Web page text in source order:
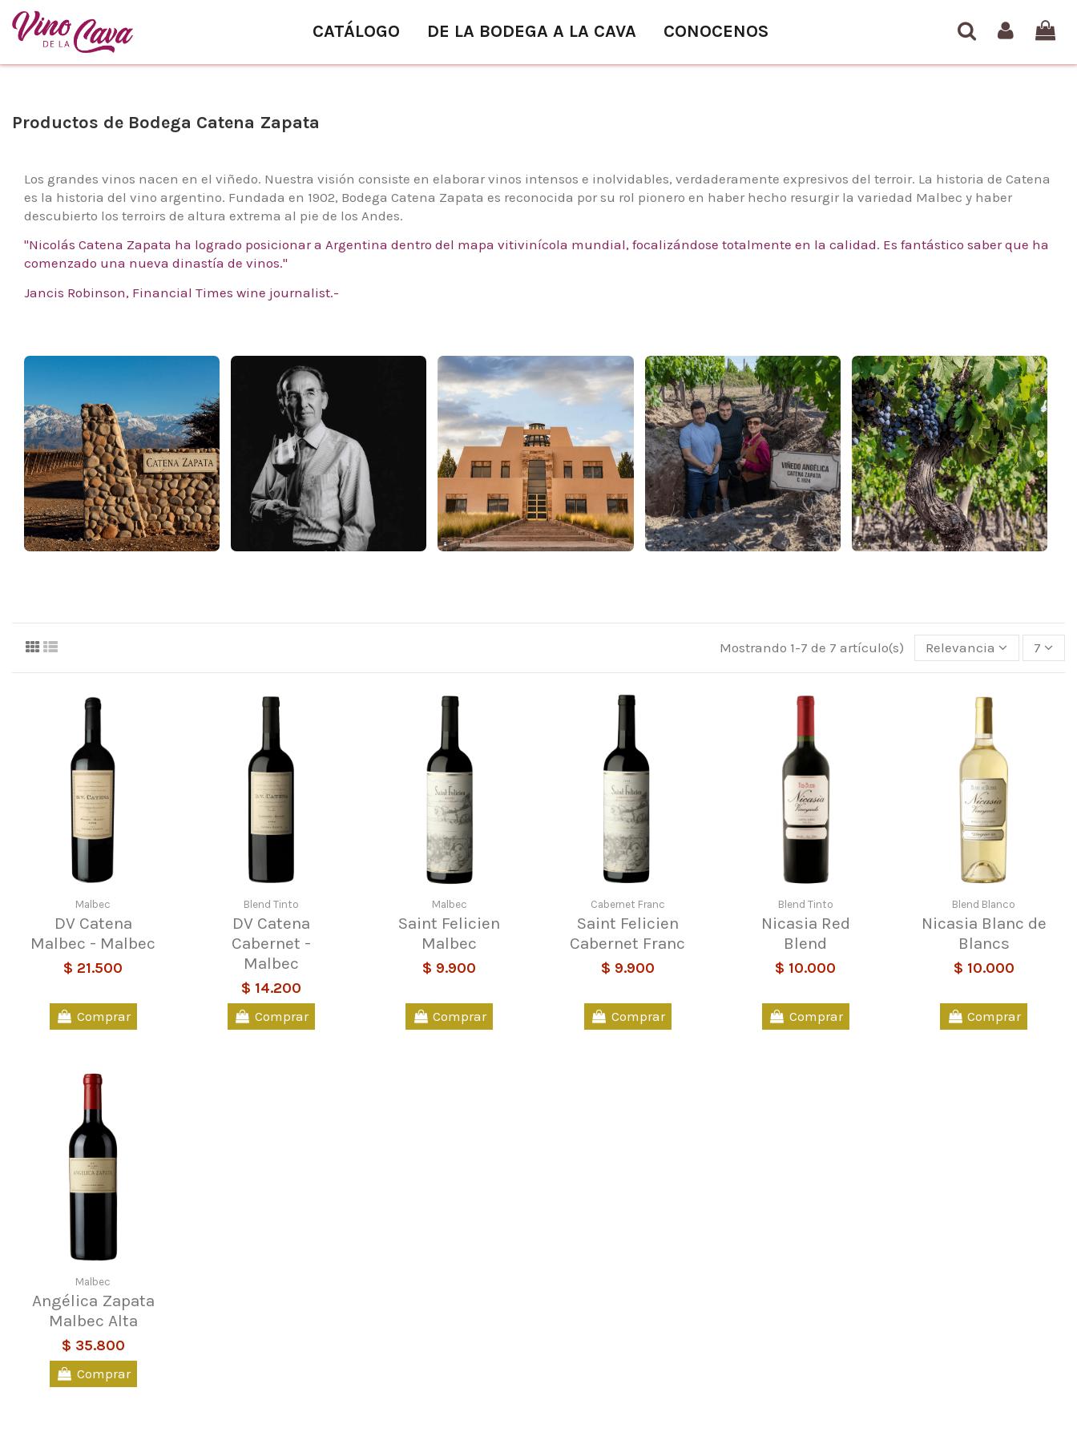
CATÁLOGO DE LA BODEGA A LA CAVA CONOCENOS
Productos de Bodega Catena Zapata
Los grandes vinos nacen en el viñedo. Nuestra visión consiste en elaborar vinos intensos e inolvidables, verdaderamente expresivos del terroir. La historia de Catena
es la historia del vino argentino. Fundada en 1902, Bodega Catena Zapata es reconocida por su rol pionero en haber hecho resurgir la variedad Malbec y haber
descubierto los terroirs de altura extrema al pie de los Andes.
"Nicolás Catena Zapata ha logrado posicionar a Argentina dentro del mapa vitivinícola mundial, focalizándose totalmente en la calidad. Es fantástico saber que ha
comenzado una nueva dinastía de vinos."
Jancis Robinson, Financial Times wine journalist.-
Mostrando 1-7 de 7 artículo(s) Relevancia 7
Malbec
DV Catena
Malbec - Malbec
$ 21.500
Comprar
Blend Tinto
DV Catena
Cabernet -
Malbec
$ 14.200
Comprar
Malbec
Saint Felicien
Malbec
$ 9.900
Comprar
Cabernet Franc
Saint Felicien
Cabernet Franc
$ 9.900
Comprar
Blend Tinto
Nicasia Red
Blend
$ 10.000
Comprar
Blend Blanco
Nicasia Blanc de
Blancs
$ 10.000
Comprar
Malbec
Angélica Zapata
Malbec Alta
$ 35.800
Comprar